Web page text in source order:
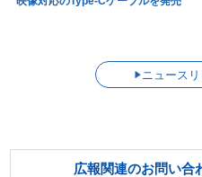
ニュース
広報関連のお問い合